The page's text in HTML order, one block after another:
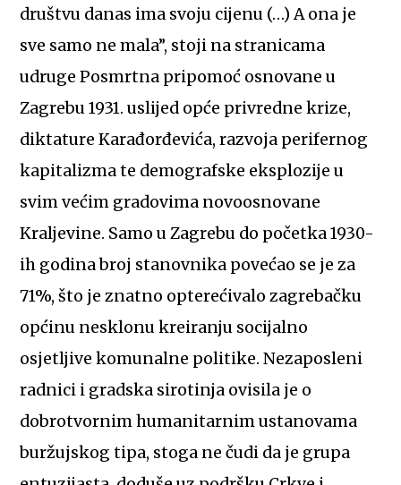
društvu danas ima svoju cijenu (…) A ona je
sve samo ne mala”, stoji na stranicama
udruge Posmrtna pripomoć osnovane u
Zagrebu 1931. uslijed opće privredne krize,
diktature Karađorđevića, razvoja perifernog
kapitalizma te demografske eksplozije u
svim većim gradovima novoosnovane
Kraljevine. Samo u Zagrebu do početka 1930-
ih godina broj stanovnika povećao se je za
71%, što je znatno opterećivalo zagrebačku
općinu nesklonu kreiranju socijalno
osjetljive komunalne politike. Nezaposleni
radnici i gradska sirotinja ovisila je o
dobrotvornim humanitarnim ustanovama
buržujskog tipa, stoga ne čudi da je grupa